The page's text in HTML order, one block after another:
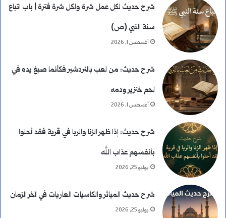
شرح حديث لكل عمل شرة ولكل شرة فترة | باب اتباع
سنة النبي (ص)
أغسطس 1, 2026
شرح حديث: من لعب بالنردشير فكأنما صبغ يده في
لحم خنزير ودمه
أغسطس 1, 2026
شرح حديث: إذا ظهر الزنا والربا في قرية فقد أحلوا
بأنفسهم عذاب الله
يوليو 25, 2026
شرح حديث المياثر والكاسيات العاريات في آخر الزمان
يوليو 25, 2026